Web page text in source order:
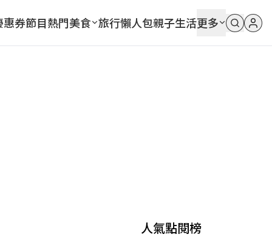
惠券節目熱門美食 旅行懶人包親子生活更多
人氣點閱榜